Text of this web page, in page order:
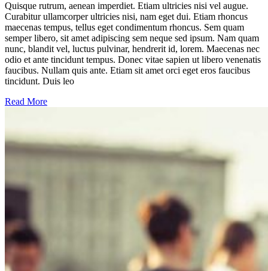
Quisque rutrum, aenean imperdiet. Etiam ultricies nisi vel augue.
Curabitur ullamcorper ultricies nisi, nam eget dui. Etiam rhoncus
maecenas tempus, tellus eget condimentum rhoncus. Sem quam
semper libero, sit amet adipiscing sem neque sed ipsum. Nam quam
nunc, blandit vel, luctus pulvinar, hendrerit id, lorem. Maecenas nec
odio et ante tincidunt tempus. Donec vitae sapien ut libero venenatis
faucibus. Nullam quis ante. Etiam sit amet orci eget eros faucibus
tincidunt. Duis leo
Read More